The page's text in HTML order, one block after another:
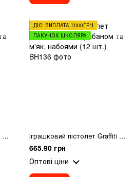
Іграшковий пістолет Robot мех. з барабаном та м'як. набоями (12 шт.)
ДІЄ: ВИПЛАТА 7000ГРН
ПАКУНОК ШКОЛЯРА
Іграшковий пістолет Graffiti мех. з барабаном та м'як. набоями (12 шт.)
665.90 грн
Оптові ціни